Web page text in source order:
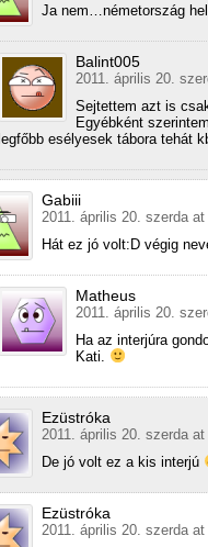
Ja nem…németország
Balint005
2011. április 20.
Sejtettem azt is
Egyébként
legfőbb esélyesek tábora tehát
Gabiii
2011. április 20. szerda at
Hát ez jó volt:D végig
Matheus
2011. április 20.
Ha az interjúra
Kati.
Ezüstróka
2011. április 20. szerda at
De jó volt ez a kis interjú
Ezüstróka
2011. április 20. szerda at